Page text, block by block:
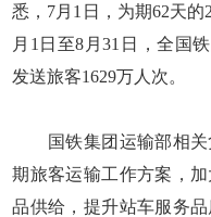
悉，7月1日，为期62天
月1日至8月31日，全国
发送旅客1629万人次。
国铁集团运输部相关
期旅客运输工作方案，
品供给，提升站车服务